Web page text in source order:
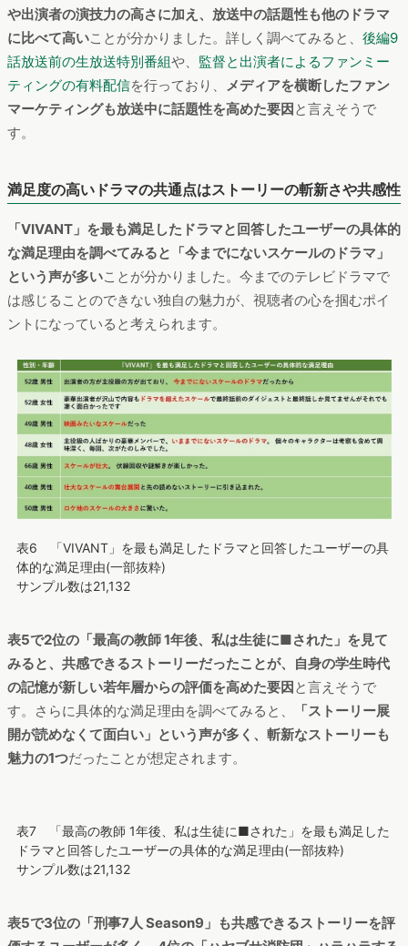
や出演者の演技力の高さに加え、放送中の話題性も他のドラマ
に比べて高いことが分かりました。詳しく調べてみると、 後編9
話放送前の生放送特別番組や、 監督と出演者によるファンミー
ティングの有料配信を行っており、 メディアを横断したファン
マーケティングも放送中に話題性を高めた要因と言えそうで
す。
満足度の高いドラマの共通点はストーリーの斬新さや共感性
「VIVANT」を最も満足したドラマと回答したユーザーの具体的
な満足理由を調べてみると「今までにないスケールのドラマ」
という声が多いことが分かりました。今までのテレビドラマで
は感じることのできない独自の魅力が、視聴者の心を掴むポイ
ントになっていると考えられます。
表6 「VIVANT」を最も満足したドラマと回答したユーザーの具
体的な満足理由(一部抜粋)
サンプル数は21,132
表5で2位の「最高の教師 1年後、私は生徒に■された」を見て
みると、共感できるストーリーだったことが、自身の学生時代
の記憶が新しい若年層からの評価を高めた要因と言えそうで
す。さらに具体的な満足理由を調べてみると、
「ストーリー展
開が読めなくて面白い」という声が多く、斬新なストーリーも
魅力の1つだったことが想定されます。